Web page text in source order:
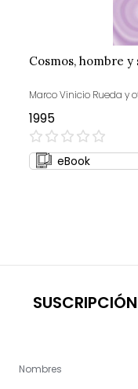
Cosmos, hombre y
Marco Vinicio Rueda y
1995
0%
eBook
Nombres